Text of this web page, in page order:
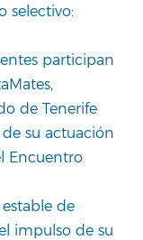
selectivo:
participan
de Tenerife
su actuación
Encuentro
de
impulso de su